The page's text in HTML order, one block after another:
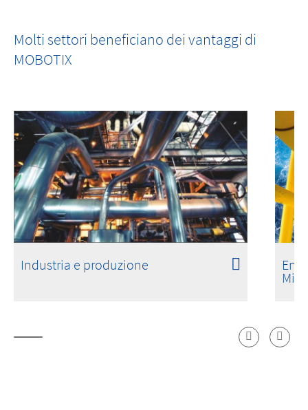
Molti settori beneficiano dei vantaggi di
MOBOTIX
Industria e produzione